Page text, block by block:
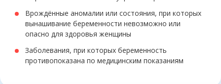
Врождённые аномалии или состояния, при которых
вынашивание беременности невозможно или
опасно для здоровья женщины
Заболевания, при которых беременность
противопоказана по медицинским показаниям